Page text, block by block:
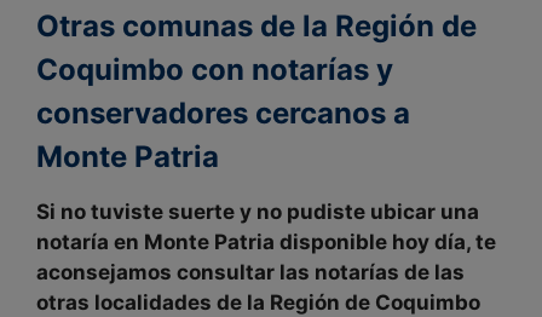
Otras comunas de la Región de
Coquimbo con notarías y
conservadores cercanos a
Monte Patria
Si no tuviste suerte y no pudiste ubicar una
notaría en Monte Patria disponible hoy día, te
aconsejamos consultar las notarías de las
otras localidades de la Región de Coquimbo